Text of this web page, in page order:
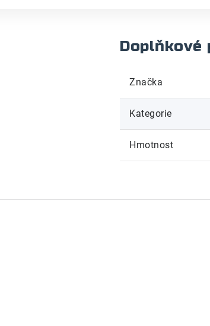
Doplňkové
Značka
Kategorie
Hmotnost